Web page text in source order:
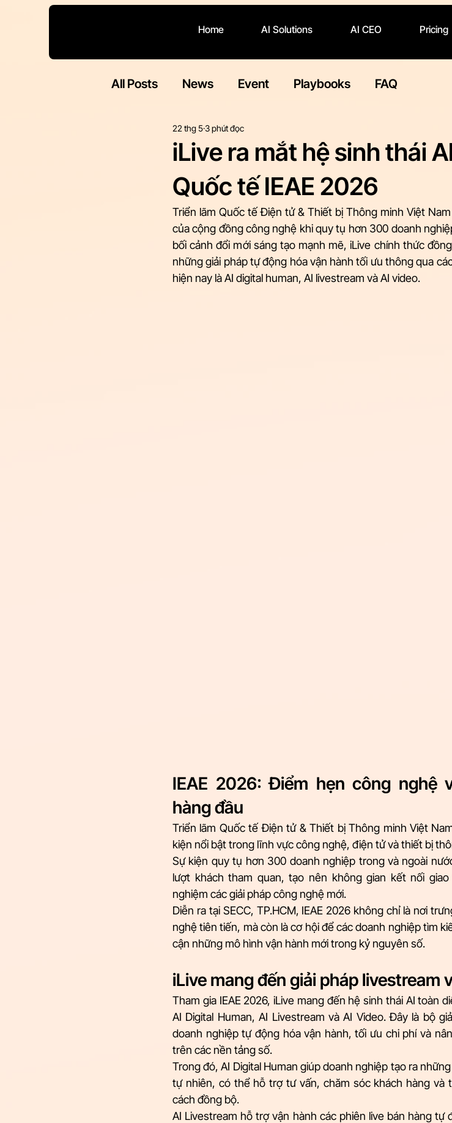
Home AI Solutions AI CEO Pricing
All Posts News Event Playbooks FAQ
iLive ra mắt hệ sinh thái
Quốc tế IEAE 2026
22 thg 53 phút đọc
Triển lãm Quốc tế Điện tử & Thiết bị Thông minh Việt
của cộng đồng công nghệ khi quy tụ hơn 300 doanh
bối cảnh đổi mới sáng tạo mạnh mẽ, iLive chính thức
những giải pháp tự động hóa vận hành tối ưu thông qua
hiện nay là AI digital human, AI livestream và AI video.
IEAE 2026: Điểm hẹn công nghệ
hàng đầu
Triển lãm Quốc tế Điện tử & Thiết bị Thông minh Việt
kiện nổi bật trong lĩnh vực công nghệ, điện tử và thiết bị
Sự kiện quy tụ hơn 300 doanh nghiệp trong và ngoài
lượt khách tham quan, tạo nên không gian kết nối
nghiệm các giải pháp công nghệ mới.
Diễn ra tại SECC, TP.HCM, IEAE 2026 không chỉ là nơi
nghệ tiên tiến, mà còn là cơ hội để các doanh nghiệp tìm
cận những mô hình vận hành mới trong kỷ nguyên số.
iLive mang đến giải pháp livestream
Tham gia IEAE 2026, iLive mang đến hệ sinh thái AI toàn
AI Digital Human, AI Livestream và AI Video. Đây là bộ
doanh nghiệp tự động hóa vận hành, tối ưu chi phí và
trên các nền tảng số.
Trong đó, AI Digital Human giúp doanh nghiệp tạo ra
tự nhiên, có thể hỗ trợ tư vấn, chăm sóc khách hàng
cách đồng bộ.
AI Livestream hỗ trợ vận hành các phiên live bán hàng